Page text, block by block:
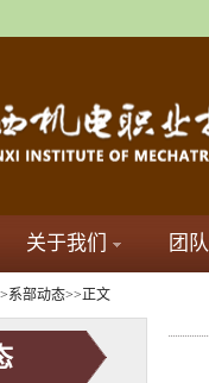
关于我们 团
系部动态>>正文